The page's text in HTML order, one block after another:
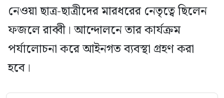
নেওয়া ছাত্র-ছাত্রীদের মারধরের নেতৃত্বে ছিলেন
ফজলে রাব্বী। আন্দোলনে তার কার্যক্রম
পর্যালোচনা করে আইনগত ব্যবস্থা গ্রহণ করা
হবে।